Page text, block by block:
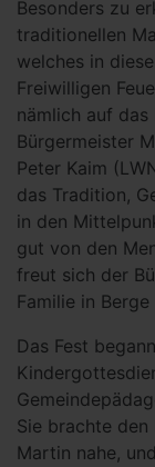
Besonders zu
traditionellen
welches in
Freiwilligen
nämlich auf
Bürgermeister
Peter Kaim
das Tradition,
in den
gut von den
freut sich der
Familie in Berge
Das Fest
Sie brachte
Martin nahe,